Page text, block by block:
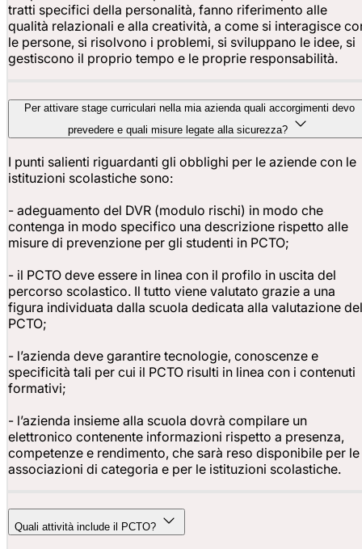
tratti specifici della personalità, fanno riferimento alle
qualità relazionali e alla creatività, a come si interagisce
le persone, si risolvono i problemi, si sviluppano le idee, si
gestiscono il proprio tempo e le proprie responsabilità.
Per attivare stage curriculari nella mia azienda quali accorgimenti devo
prevedere e quali misure legate alla sicurezza?
I punti salienti riguardanti gli obblighi per le aziende con le
istituzioni scolastiche sono:
- adeguamento del DVR (modulo rischi) in modo che
contenga in modo specifico una descrizione rispetto alle
misure di prevenzione per gli studenti in PCTO;
- il PCTO deve essere in linea con il profilo in uscita del
percorso scolastico. Il tutto viene valutato grazie a una
figura individuata dalla scuola dedicata alla valutazione del
PCTO;
- l’azienda deve garantire tecnologie, conoscenze e
specificità tali per cui il PCTO risulti in linea con i contenuti
formativi;
- l’azienda insieme alla scuola dovrà compilare un
elettronico contenente informazioni rispetto a presenza,
competenze e rendimento, che sarà reso disponibile per le
associazioni di categoria e per le istituzioni scolastiche.
Quali attività include il PCTO?